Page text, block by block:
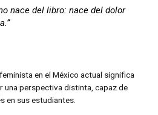
nace del libro: nace del dolor
en el México actual significa
una perspectiva distinta, capaz de
en sus estudiantes.